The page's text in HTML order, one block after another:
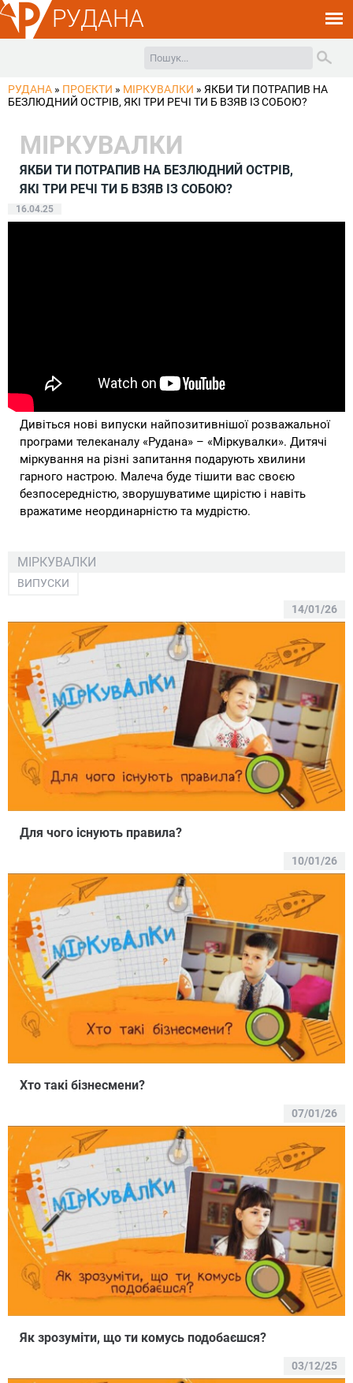
РУДАНА
РУДАНА » ПРОЕКТИ » МІРКУВАЛКИ » ЯКБИ ТИ ПОТРАПИВ НА
БЕЗЛЮДНИЙ ОСТРІВ, ЯКІ ТРИ РЕЧІ ТИ Б ВЗЯВ ІЗ СОБОЮ?
МІРКУВАЛКИ
ЯКБИ ТИ ПОТРАПИВ НА БЕЗЛЮДНИЙ ОСТРІВ,
ЯКІ ТРИ РЕЧІ ТИ Б ВЗЯВ ІЗ СОБОЮ?
16.04.25
Дивіться нові випуски найпозитивнішої розважальної
програми телеканалу «Рудана» – «Міркувалки». Дитячі
міркування на різні запитання подарують хвилини
гарного настрою. Малеча буде тішити вас своєю
безпосередністю, зворушуватиме щирістю і навіть
вражатиме неординарністю та мудрістю.
МІРКУВАЛКИ
ВИПУСКИ
14/01/26
Для чого існують правила?
10/01/26
Хто такі бізнесмени?
07/01/26
Як зрозуміти, що ти комусь подобаєшся?
03/12/25